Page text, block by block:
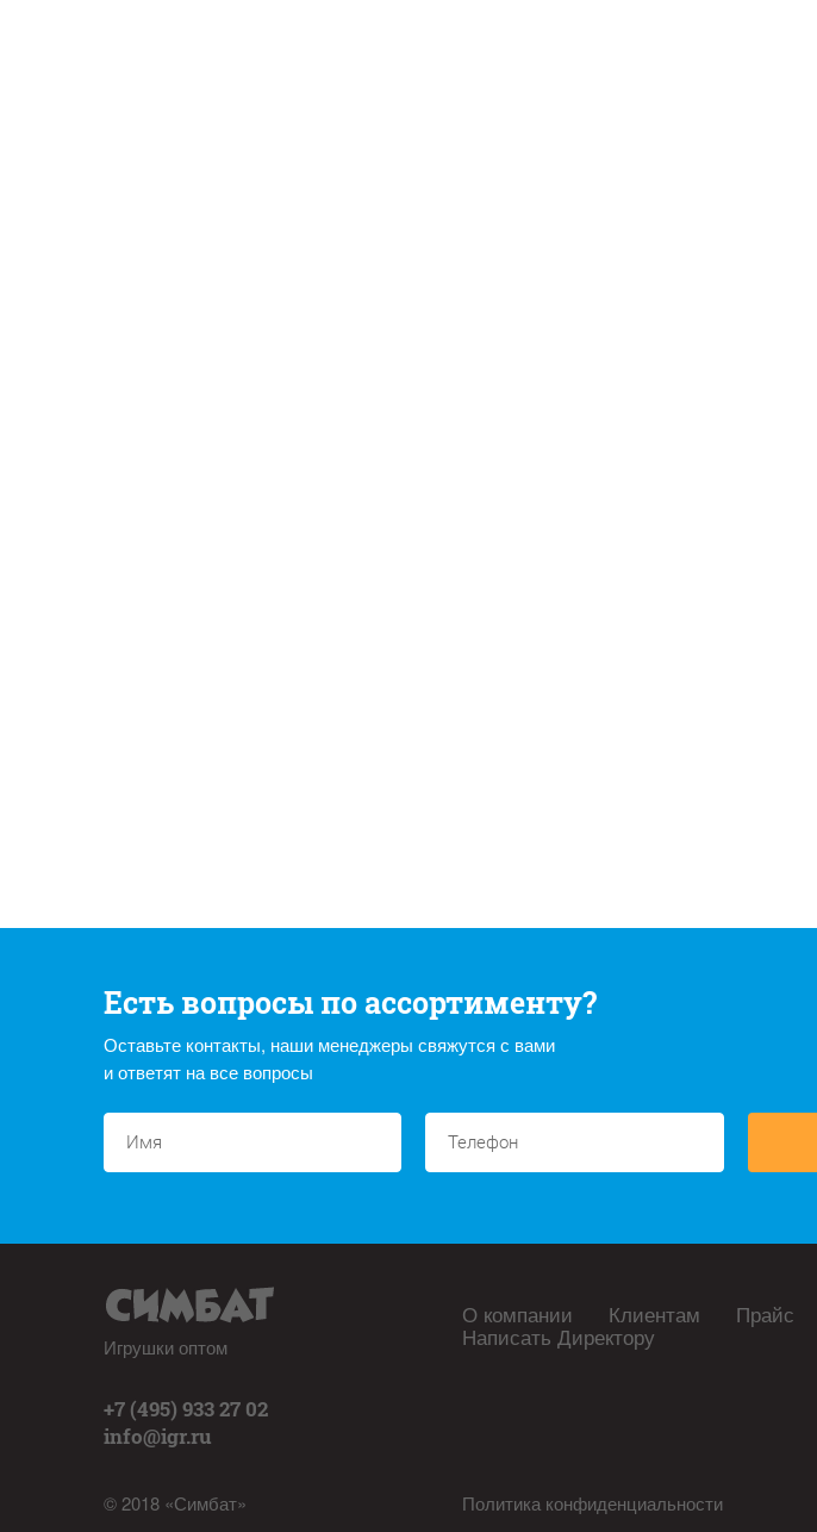
Есть вопросы по ассортименту?
Оставьте контакты, наши менеджеры свяжутся с вами
и ответят на все вопросы
Игрушки оптом
+7 (495) 933 27 02
info@igr.ru
© 2018 «Симбат»
О компании Клиентам Прайс
Написать Директору
Политика конфиденциальности